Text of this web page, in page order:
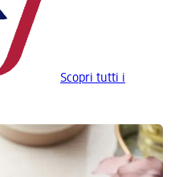
Scopri tutti i